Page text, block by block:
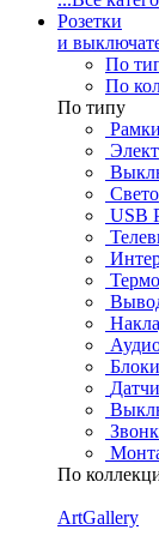
Розетки
и
По
По
По типу
Рамки
USB
По
ArtGallery